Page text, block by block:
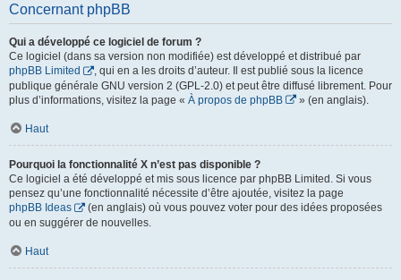
Concernant phpBB
Qui a développé ce logiciel de forum ?
Ce logiciel (dans sa version non modifiée) est développé et distribué par
phpBB Limited
, qui en a les droits d’auteur. Il est publié sous la licence
publique générale GNU version 2 (GPL-2.0) et peut être diffusé librement. Pour
plus d’informations, visitez la page « À propos de phpBB » (en anglais).
Haut
Pourquoi la fonctionnalité X n’est pas disponible ?
Ce logiciel a été développé et mis sous licence par phpBB Limited. Si vous
pensez qu’une fonctionnalité nécessite d’être ajoutée, visitez la page
phpBB Ideas
(en anglais) où vous pouvez voter pour des idées proposées
ou en suggérer de nouvelles.
Haut